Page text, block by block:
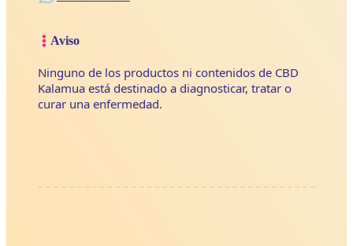
Aviso
Ninguno de los productos ni contenidos de CBD
Kalamua está destinado a diagnosticar, tratar o
curar una enfermedad.